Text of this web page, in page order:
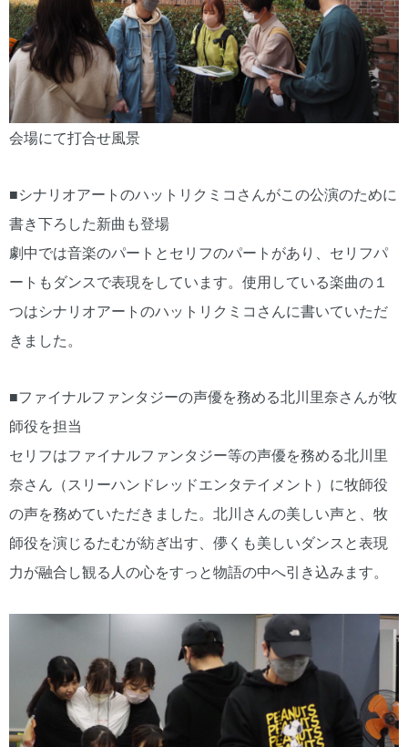
会場にて打合せ風景
■シナリオアートのハットリクミコさんがこの公演のために
書き下ろした新曲も登場
劇中では音楽のパートとセリフのパートがあり、セリフパ
ートもダンスで表現をしています。使用している楽曲の１
つはシナリオアートのハットリクミコさんに書いていただ
きました。
■ファイナルファンタジーの声優を務める北川里奈さんが牧
師役を担当
セリフはファイナルファンタジー等の声優を務める北川里
奈さん（スリーハンドレッドエンタテイメント）に牧師役
の声を務めていただきました。北川さんの美しい声と、牧
師役を演じるたむが紡ぎ出す、儚くも美しいダンスと表現
力が融合し観る人の心をすっと物語の中へ引き込みます。